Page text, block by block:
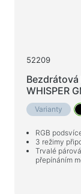
52209
WHISPER
Varianty
RGB
3 režimy
Trvalé
přepínáním